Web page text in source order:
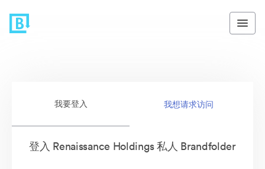
我要登入 我想请求访问
登入 Renaissance Holdings 私人 Brandfolder